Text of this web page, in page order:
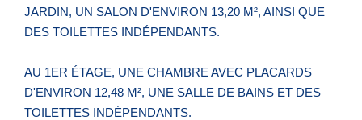
JARDIN, UN SALON D'ENVIRON 13,20 M², AINSI QUE
DES TOILETTES INDÉPENDANTS.
AU 1ER ÉTAGE, UNE CHAMBRE AVEC PLACARDS
D'ENVIRON 12,48 M², UNE SALLE DE BAINS ET DES
TOILETTES INDÉPENDANTS.